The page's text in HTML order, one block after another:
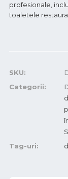
profesionale,
toaletele
SKU:
Categorii:
Tag-uri: